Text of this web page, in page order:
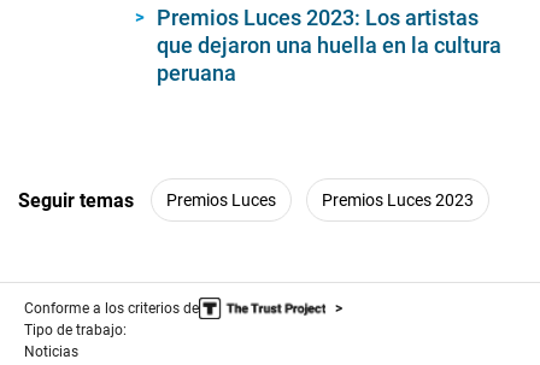
Premios Luces 2023: Los artistas
que dejaron una huella en la cultura
peruana
Seguir temas Premios Luces Premios Luces 2023
Conforme a los criterios de
Tipo de trabajo:
Noticias